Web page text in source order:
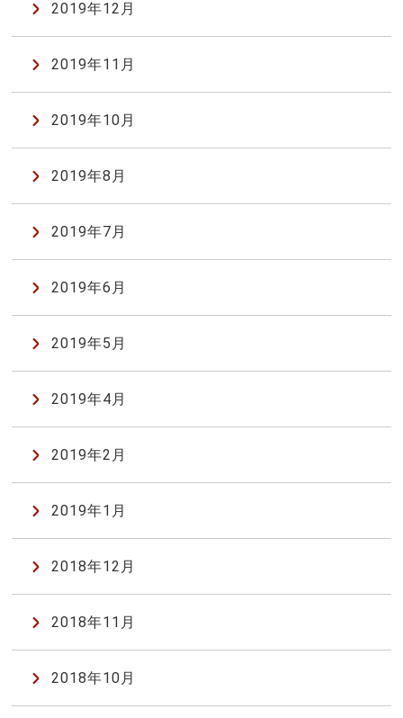
2019年12月
2019年11月
2019年10月
2019年8月
2019年7月
2019年6月
2019年5月
2019年4月
2019年2月
2019年1月
2018年12月
2018年11月
2018年10月